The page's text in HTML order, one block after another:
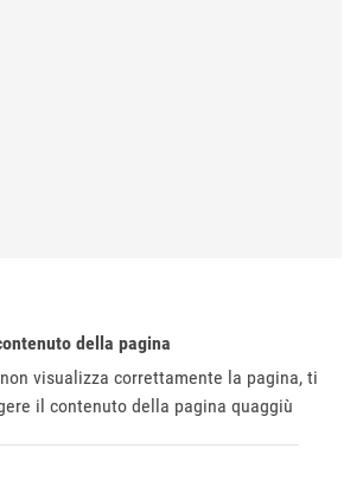
della pagina
visualizza correttamente la pagina, ti
il contenuto della pagina quaggiù